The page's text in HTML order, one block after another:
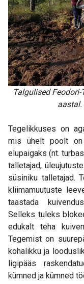
Talgulised
aastal.
Tegelikkuses on
mis ühelt poolt on
elupaigaks (nt.
talletajad,
süsiniku talletajad.
kliimamuutuste
taastada
Selleks tuleks
edukalt teha
Tegemist on
kohalikku ja
ligipääs
kümned ja kümned